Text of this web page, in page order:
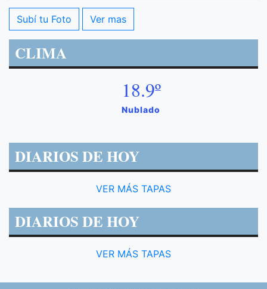
Subí tu Foto Ver mas
CLIMA
18.9º
Nublado
DIARIOS DE HOY
VER MÁS TAPAS
DIARIOS DE HOY
VER MÁS TAPAS